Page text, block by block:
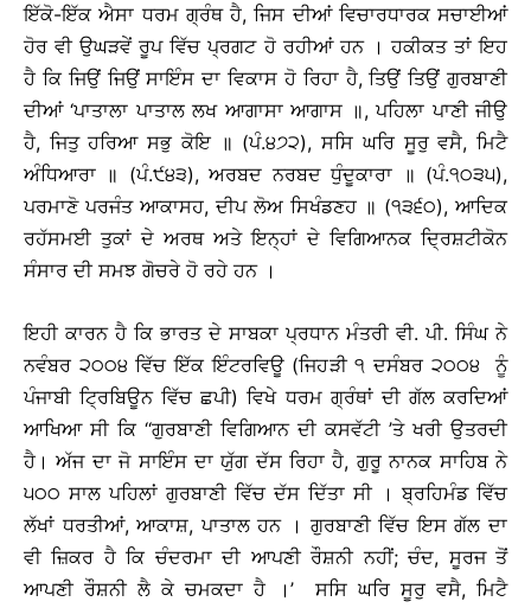
ਇੱਕੋ-ਇੱਕ ਐਸਾ ਧਰਮ ਗ੍ਰੰਥ ਹੈ, ਜਿਸ ਦੀਆਂ ਵਿਚਾਰਧਾਰਕ ਸਚਾਈਆਂ
ਹੋਰ ਵੀ ਉਘੜਵੇਂ ਰੂਪ ਵਿੱਚ ਪ੍ਰਗਟ ਹੋ ਰਹੀਆਂ ਹਨ । ਹਕੀਕਤ ਤਾਂ ਇਹ
ਹੈ ਕਿ ਜਿਉਂ ਜਿਉਂ ਸਾਇੰਸ ਦਾ ਵਿਕਾਸ ਹੋ ਰਿਹਾ ਹੈ, ਤਿਉਂ ਤਿਉਂ ਗੁਰਬਾਣੀ
ਦੀਆਂ ‘ਪਾਤਾਲਾ ਪਾਤਾਲ ਲਖ ਆਗਾਸਾ ਆਗਾਸ ॥, ਪਹਿਲਾ ਪਾਣੀ ਜੀਉ
ਹੈ, ਜਿਤੁ ਹਰਿਆ ਸਭੁ ਕੋਇ ॥ (ਪੰ.੪੭੨), ਸਸਿ ਘਰਿ ਸੂਰੁ ਵਸੈ, ਮਿਟੈ
ਅੰਧਿਆਰਾ ॥ (ਪੰ.੯੪੩), ਅਰਬਦ ਨਰਬਦ ਧੁੰਦੂਕਾਰਾ ॥ (ਪੰ.੧੦੩੫),
ਪਰਮਾਣੋ ਪਰਜੰਤ ਆਕਾਸਹ, ਦੀਪ ਲੋਅ ਸਿਖੰਡਣਹ ॥ (੧੩੬੦), ਆਦਿਕ
ਰਹੱਸਮਈ ਤੁਕਾਂ ਦੇ ਅਰਥ ਅਤੇ ਇਨ੍ਹਾਂ ਦੇ ਵਿਗਿਆਨਕ ਦ੍ਰਿਸ਼ਟੀਕੋਨ
ਸੰਸਾਰ ਦੀ ਸਮਝ ਗੋਚਰੇ ਹੋ ਰਹੇ ਹਨ ।
ਇਹੀ ਕਾਰਨ ਹੈ ਕਿ ਭਾਰਤ ਦੇ ਸਾਬਕਾ ਪ੍ਰਧਾਨ ਮੰਤਰੀ ਵੀ. ਪੀ. ਸਿੰਘ ਨੇ
ਨਵੰਬਰ ੨੦੦੪ ਵਿੱਚ ਇੱਕ ਇੰਟਰਵਿਊ (ਜਿਹੜੀ ੧ ਦਸੰਬਰ ੨੦੦੪ ਨੂੰ
ਪੰਜਾਬੀ ਟ੍ਰਿਬਿਊਨ ਵਿੱਚ ਛਪੀ) ਵਿਖੇ ਧਰਮ ਗ੍ਰੰਥਾਂ ਦੀ ਗੱਲ ਕਰਦਿਆਂ
ਆਖਿਆ ਸੀ ਕਿ ‘‘ਗੁਰਬਾਣੀ ਵਿਗਿਆਨ ਦੀ ਕਸਵੱਟੀ ’ਤੇ ਖਰੀ ਉਤਰਦੀ
ਹੈ। ਅੱਜ ਦਾ ਜੋ ਸਾਇੰਸ ਦਾ ਯੁੱਗ ਦੱਸ ਰਿਹਾ ਹੈ, ਗੁਰੂ ਨਾਨਕ ਸਾਹਿਬ ਨੇ
੫੦੦ ਸਾਲ ਪਹਿਲਾਂ ਗੁਰਬਾਣੀ ਵਿੱਚ ਦੱਸ ਦਿੱਤਾ ਸੀ । ਬ੍ਰਹਿਮੰਡ ਵਿੱਚ
ਲੱਖਾਂ ਧਰਤੀਆਂ, ਆਕਾਸ਼, ਪਾਤਾਲ ਹਨ । ਗੁਰਬਾਣੀ ਵਿੱਚ ਇਸ ਗੱਲ ਦਾ
ਵੀ ਜ਼ਿਕਰ ਹੈ ਕਿ ਚੰਦਰਮਾ ਦੀ ਆਪਣੀ ਰੌਸ਼ਨੀ ਨਹੀਂ; ਚੰਦ, ਸੂਰਜ ਤੋਂ
ਆਪਣੀ ਰੌਸ਼ਨੀ ਲੈ ਕੇ ਚਮਕਦਾ ਹੈ ।’ ਸਸਿ ਘਰਿ ਸੂਰੁ ਵਸੈ, ਮਿਟੈ